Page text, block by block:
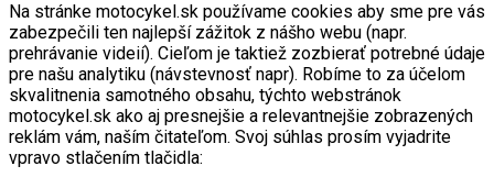
Na stránke motocykel.sk používame cookies aby sme pre vás
zabezpečili ten najlepší zážitok z nášho webu (napr.
prehrávanie videií). Cieľom je taktiež zozbierať potrebné údaje
pre našu analytiku (návstevnosť napr). Robíme to za účelom
skvalitnenia samotného obsahu, týchto webstránok
motocykel.sk ako aj presnejšie a relevantnejšie zobrazených
reklám vám, naším čitateľom. Svoj súhlas prosím vyjadrite
vpravo stlačením tlačidla: